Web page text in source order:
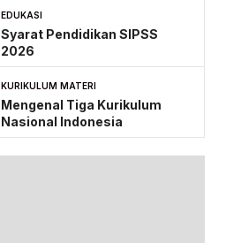
EDUKASI
Syarat Pendidikan SIPSS
2026
KURIKULUM MATERI
Mengenal Tiga Kurikulum
Nasional Indonesia